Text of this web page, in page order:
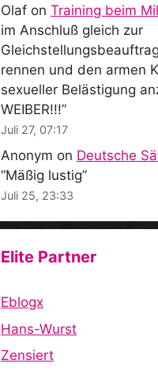
Olaf on Training beim
im Anschluß gleich zur
rennen und den armen
sexueller Belästigung
WEIBER!!!”
Juli 27, 07:17
Anonym on Deutsche
“Mäßig lustig”
Juli 25, 23:33
Elite Partner
Eblogx
Hans-Wurst
Zensiert